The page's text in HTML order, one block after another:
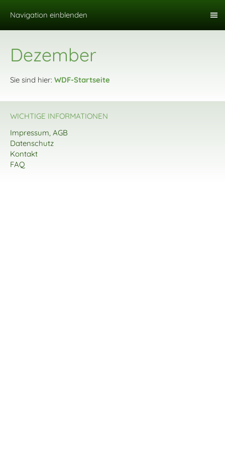
Navigation einblenden
Dezember
Sie sind hier: WDF-Startseite
WICHTIGE INFORMATIONEN
Impressum, AGB
Datenschutz
Kontakt
FAQ